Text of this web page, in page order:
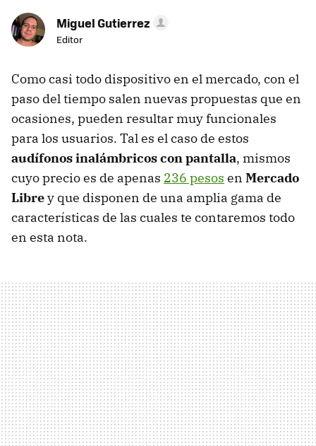
Miguel Gutierrez
Editor
Como casi todo dispositivo en el mercado, con el
paso del tiempo salen nuevas propuestas que en
ocasiones, pueden resultar muy funcionales
para los usuarios. Tal es el caso de estos
audífonos inalámbricos con pantalla, mismos
cuyo precio es de apenas 236 pesos en Mercado
Librey que disponen de una amplia gama de
características de las cuales te contaremos todo
en esta nota.